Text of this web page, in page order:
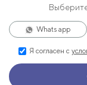
Whats app
Я согласен с